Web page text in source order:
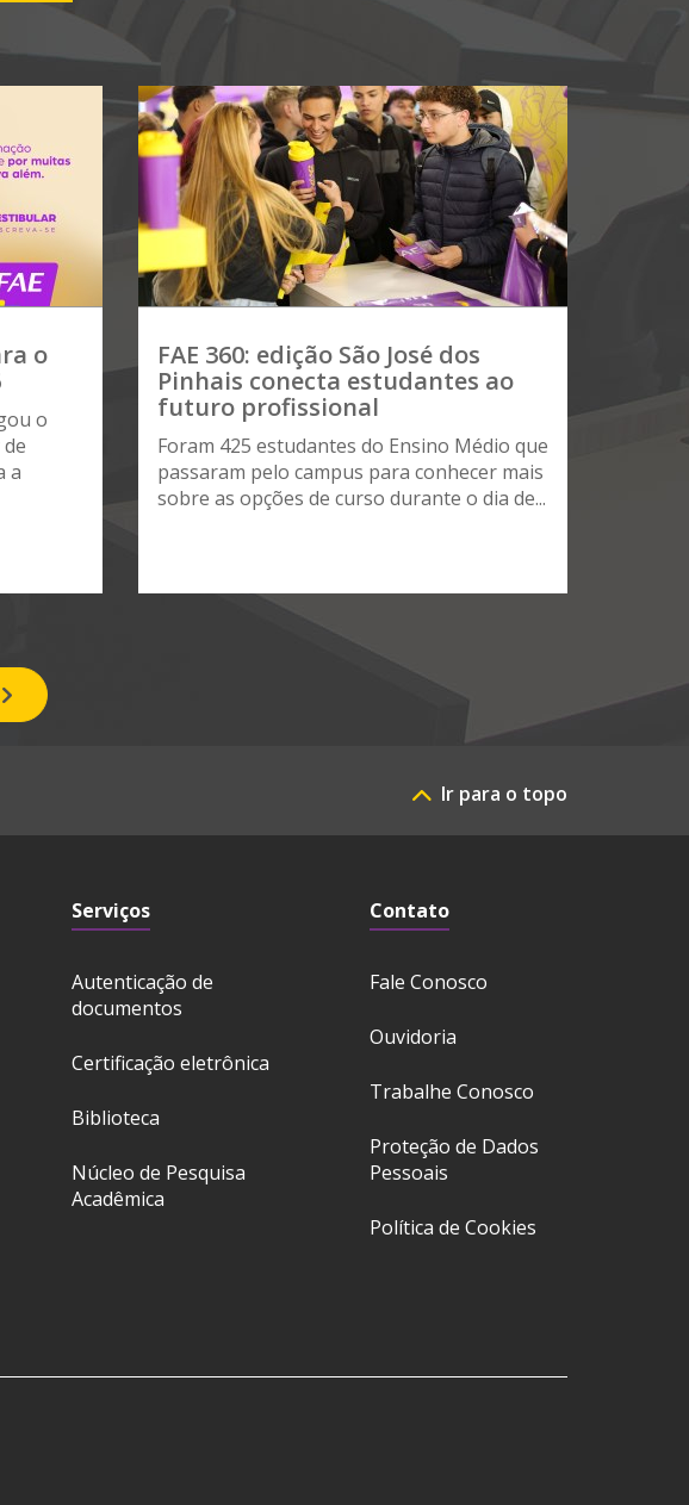
o
o
a
FAE 360: edição São José dos
Pinhais conecta estudantes ao
futuro profissional
Foram 425 estudantes do Ensino Médio que
passaram pelo campus para conhecer mais
sobre as opções de curso durante o dia de...
Ir para o topo
Serviços
Autenticação de
documentos
Certificação eletrônica
Biblioteca
Núcleo de Pesquisa
Acadêmica
Contato
Fale Conosco
Ouvidoria
Trabalhe Conosco
Proteção de Dados
Pessoais
Política de Cookies